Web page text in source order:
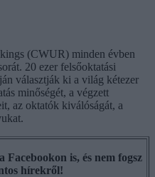
(CWUR) minden évben
20 ezer felsőoktatási
választják ki a világ kétezer
minőségét, a végzett
az oktatók kiválóságát, a
Facebookon is, és nem fogsz
hírekről!